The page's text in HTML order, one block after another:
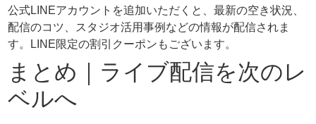
公式LINEアカウントを追加いただくと、最新の空き状況、
配信のコツ、スタジオ活用事例などの情報が配信されま
す。LINE限定の割引クーポンもございます。
まとめ｜ライブ配信を次のレ
ベルへ